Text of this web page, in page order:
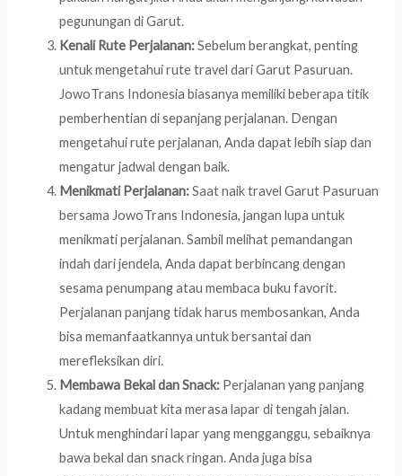
pegunungan di Garut.
Kenali Rute Perjalanan:Sebelum berangkat, penting
untuk mengetahui rute travel dari Garut Pasuruan.
JowoTrans Indonesia biasanya memiliki beberapa titik
pemberhentian di sepanjang perjalanan. Dengan
mengetahui rute perjalanan, Anda dapat lebih siap dan
mengatur jadwal dengan baik.
Menikmati Perjalanan:Saat naik travel Garut Pasuruan
bersama JowoTrans Indonesia, jangan lupa untuk
menikmati perjalanan. Sambil melihat pemandangan
indah dari jendela, Anda dapat berbincang dengan
sesama penumpang atau membaca buku favorit.
Perjalanan panjang tidak harus membosankan, Anda
bisa memanfaatkannya untuk bersantai dan
merefleksikan diri.
Membawa Bekal dan Snack: Perjalanan yang panjang
kadang membuat kita merasa lapar di tengah jalan.
Untuk menghindari lapar yang mengganggu, sebaiknya
bawa bekal dan snack ringan. Anda juga bisa